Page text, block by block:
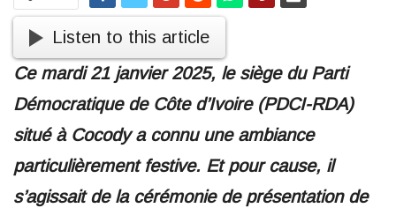
Listen to this article
Ce mardi 21 janvier 2025, le siège du Parti
Démocratique de Côte d’Ivoire (PDCI-RDA)
situé à Cocody a connu une ambiance
particulièrement festive. Et pour cause, il
s’agissait de la cérémonie de présentation de